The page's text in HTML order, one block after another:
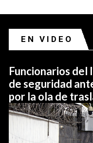
EN VIDEO
Funcionarios del
de seguridad
por la ola de